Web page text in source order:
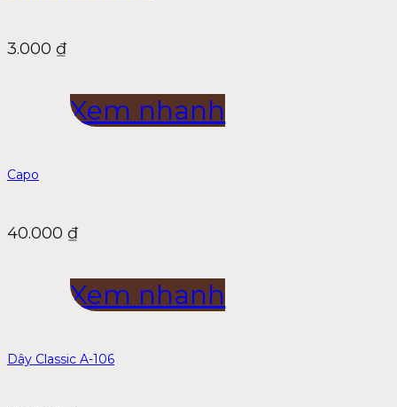
3.000 ₫
Xem nhanh
Capo
40.000 ₫
Xem nhanh
Dây Classic A-106